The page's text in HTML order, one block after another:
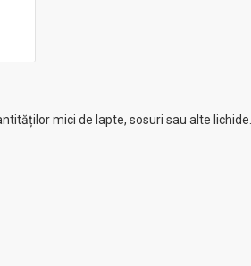
mici de lapte, sosuri sau alte